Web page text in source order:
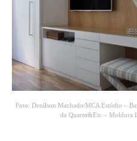
Foto: Denilson Machado/MCA Estúdio –
da Quarto&Etc – Moldura